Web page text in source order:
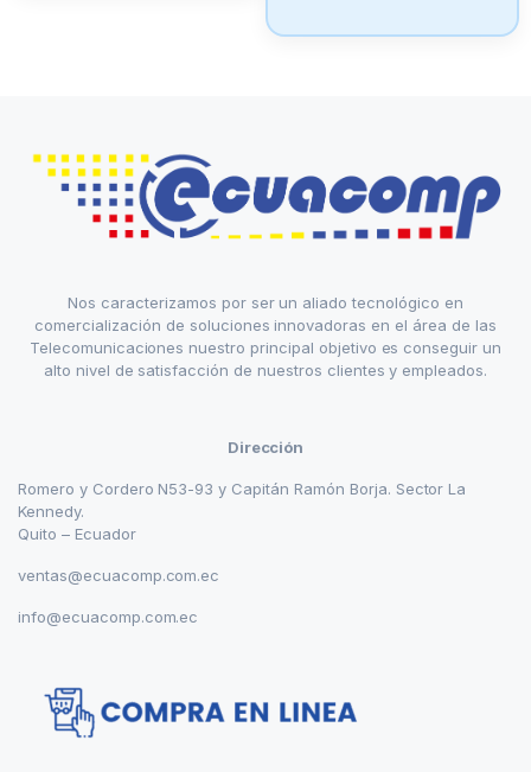
Nos caracterizamos por ser un aliado tecnológico en
comercialización de soluciones innovadoras en el área de las
Telecomunicaciones nuestro principal objetivo es conseguir un
alto nivel de satisfacción de nuestros clientes y empleados.
Dirección
Romero y Cordero N53-93 y Capitán Ramón Borja. Sector La
Kennedy.
Quito – Ecuador
ventas@ecuacomp.com.ec
info@ecuacomp.com.ec